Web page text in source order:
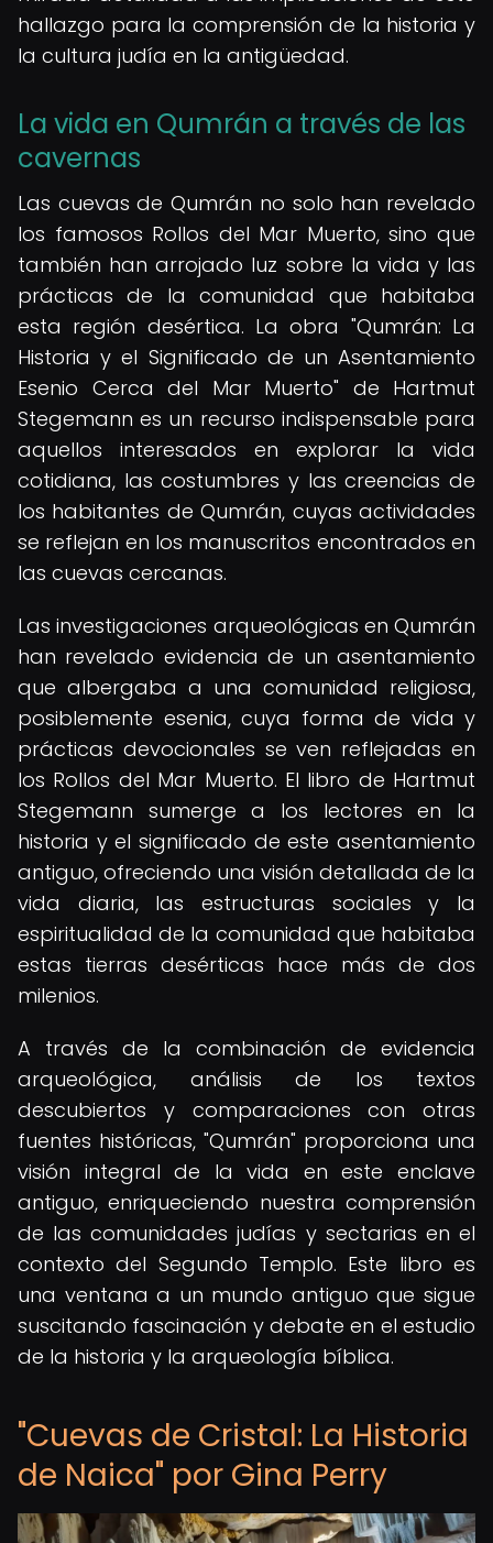
hallazgo para la comprensión de la historia y
la cultura judía en la antigüedad.
La vida en Qumrán a través de las
cavernas
Las cuevas de Qumrán no solo han revelado
los famosos Rollos del Mar Muerto, sino que
también han arrojado luz sobre la vida y las
prácticas de la comunidad que habitaba
esta región desértica. La obra "Qumrán: La
Historia y el Significado de un Asentamiento
Esenio Cerca del Mar Muerto" de Hartmut
Stegemann es un recurso indispensable para
aquellos interesados en explorar la vida
cotidiana, las costumbres y las creencias de
los habitantes de Qumrán, cuyas actividades
se reflejan en los manuscritos encontrados en
las cuevas cercanas.
Las investigaciones arqueológicas en Qumrán
han revelado evidencia de un asentamiento
que albergaba a una comunidad religiosa,
posiblemente esenia, cuya forma de vida y
prácticas devocionales se ven reflejadas en
los Rollos del Mar Muerto. El libro de Hartmut
Stegemann sumerge a los lectores en la
historia y el significado de este asentamiento
antiguo, ofreciendo una visión detallada de la
vida diaria, las estructuras sociales y la
espiritualidad de la comunidad que habitaba
estas tierras desérticas hace más de dos
milenios.
A través de la combinación de evidencia
arqueológica, análisis de los textos
descubiertos y comparaciones con otras
fuentes históricas, "Qumrán" proporciona una
visión integral de la vida en este enclave
antiguo, enriqueciendo nuestra comprensión
de las comunidades judías y sectarias en el
contexto del Segundo Templo. Este libro es
una ventana a un mundo antiguo que sigue
suscitando fascinación y debate en el estudio
de la historia y la arqueología bíblica.
"Cuevas de Cristal: La Historia
de Naica" por Gina Perry